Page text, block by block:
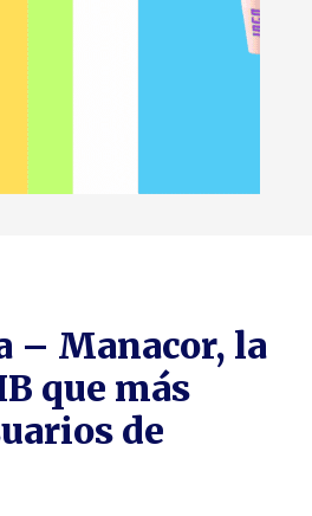
– Manacor, la
que más
de